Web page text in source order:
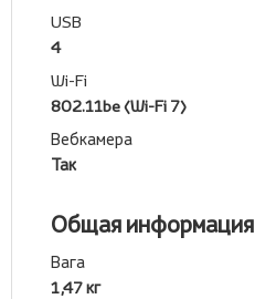
USB
4
Wi-Fi
802.11be (Wi-Fi 7)
Вебкамера
Так
Общая информация
Вага
1,47 кг